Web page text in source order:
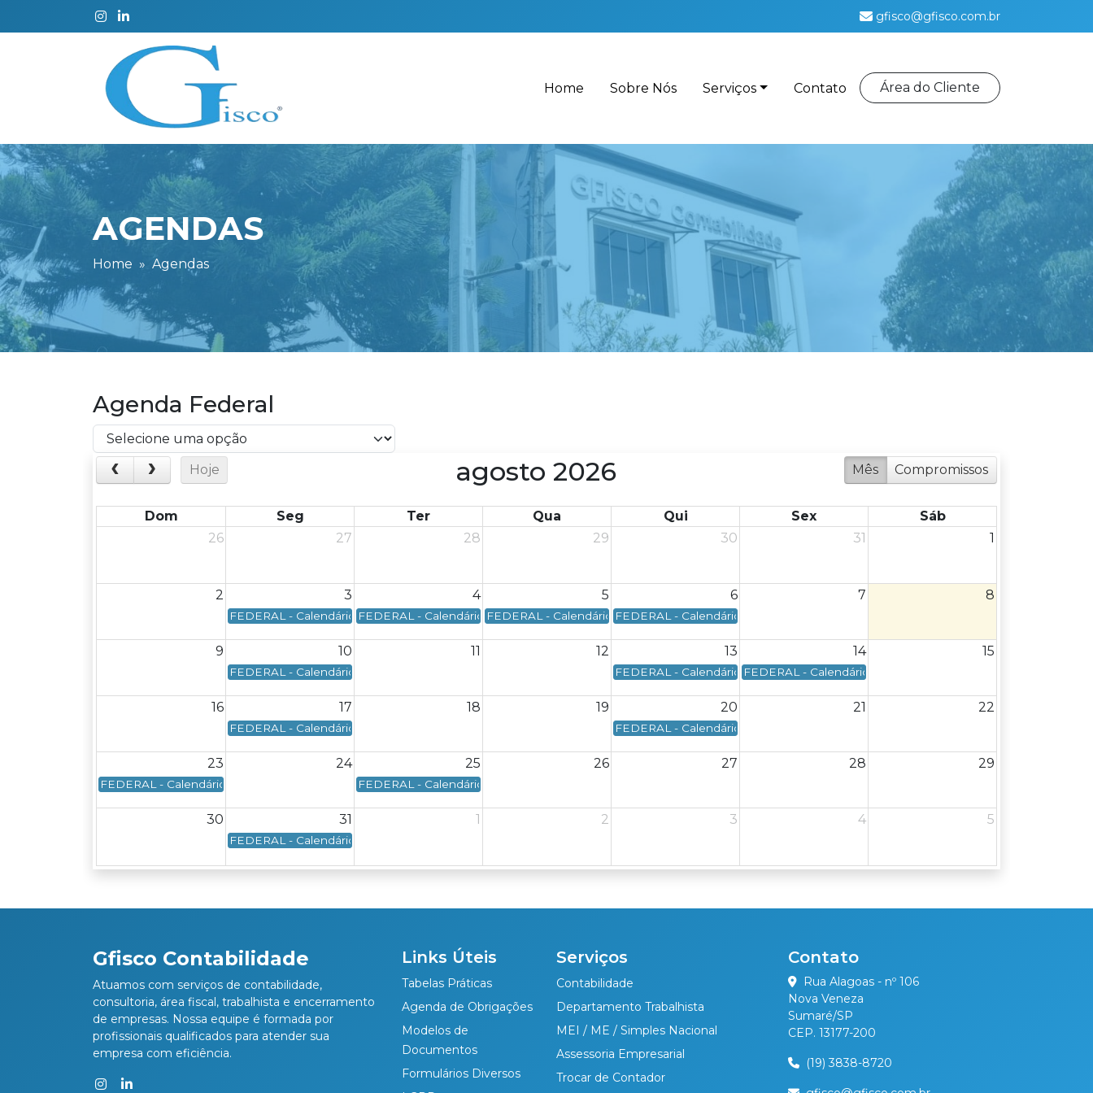
gfisco@gfisco.com.br
Home Sobre Nós Serviços Contato Área do Cliente
AGENDAS
Home Agendas
Agenda Federal
Hoje Mês Compromissos
agosto 2026
Dom Seg Ter Qua Qui Sex
Sáb
26
27 28 29 30 31 1
2 3 4 5 6 7 8
FEDERAL - Calendário Federal - Data de vencimento: Dia 03/08/2026 - Segunda-feira
FEDERAL - Calendário Federal - Data de vencimento: Dia 04/08/2026 - Terça-feira
FEDERAL - Calendário Federal - Data de vencimento: Dia 05/08/2026 - Quarta-feira
FEDERAL - Calendário Federal - Data de vencimento: Dia 06/08/2026 - Quinta-feira
9 10 11 12 13 14 15
FEDERAL - Calendário Federal - Data de vencimento: Dia 10/08/2026 - Segunda-feiraFEDERAL - Calendário Federal - Data de vencimento: Dia 13/08/2026 - Quinta-feira
FEDERAL - Calendário Federal - Data de vencimento: Dia 14/
16 17 18 19 20 21 22
FEDERAL - Calendário Federal - Data de vencimento: Dia 17/08/2026 - Segunda-feiraFEDERAL - Calendário Federal - Data de vencimento: Dia 20/08/2026 - Quinta-feira
23 24 25 26 27 28 29
FEDERAL - Calendário Federal - Data de vencimento: Dia 23/08/2026 - DomingoFEDERAL - Calendário Federal - Data de vencimento: Dia 25/08/2026 - Terça-feira
30 31 1 2 3 4 5
FEDERAL - Calendário Federal - Data de vencimento: Dia 31/08/2026 - Segunda-feira
Gfisco Contabilidade
Atuamos com serviços de contabilidade,
consultoria, área fiscal, trabalhista e encerramento
de empresas. Nossa equipe é formada por
profissionais qualificados para atender sua
empresa com eficiência.
Links Úteis
Tabelas Práticas
Agenda de Obrigações
Modelos de
Documentos
Formulários Diversos
Serviços
Contabilidade
Departamento Trabalhista
MEI / ME / Simples Nacional
Assessoria Empresarial
Trocar de Contador
Contato
Rua Alagoas - nº 106
Nova Veneza
Sumaré/SP
CEP. 13177-200
(19) 3838-8720